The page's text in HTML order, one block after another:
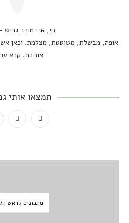
הי, אני מירב גביש
אופה, מבשלת, משוטטת, מצלמת. וכאן
אוהבת. קרא
תמצאו אותי
מתכונים לראש